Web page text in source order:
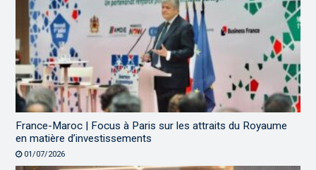
France-Maroc | Focus à Paris sur les attraits du Royaume
en matière d’investissements
01/07/2026